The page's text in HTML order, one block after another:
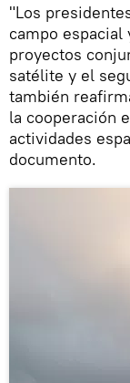
"Los
campo
proyectos
satélite y el
también
la cooperación
actividades
documento.